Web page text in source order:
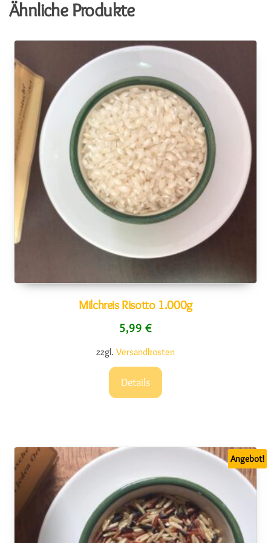
Ähnliche Produkte
Milchreis Risotto 1.000g
5,99 €
zzgl. Versandkosten
Details
Angebot!